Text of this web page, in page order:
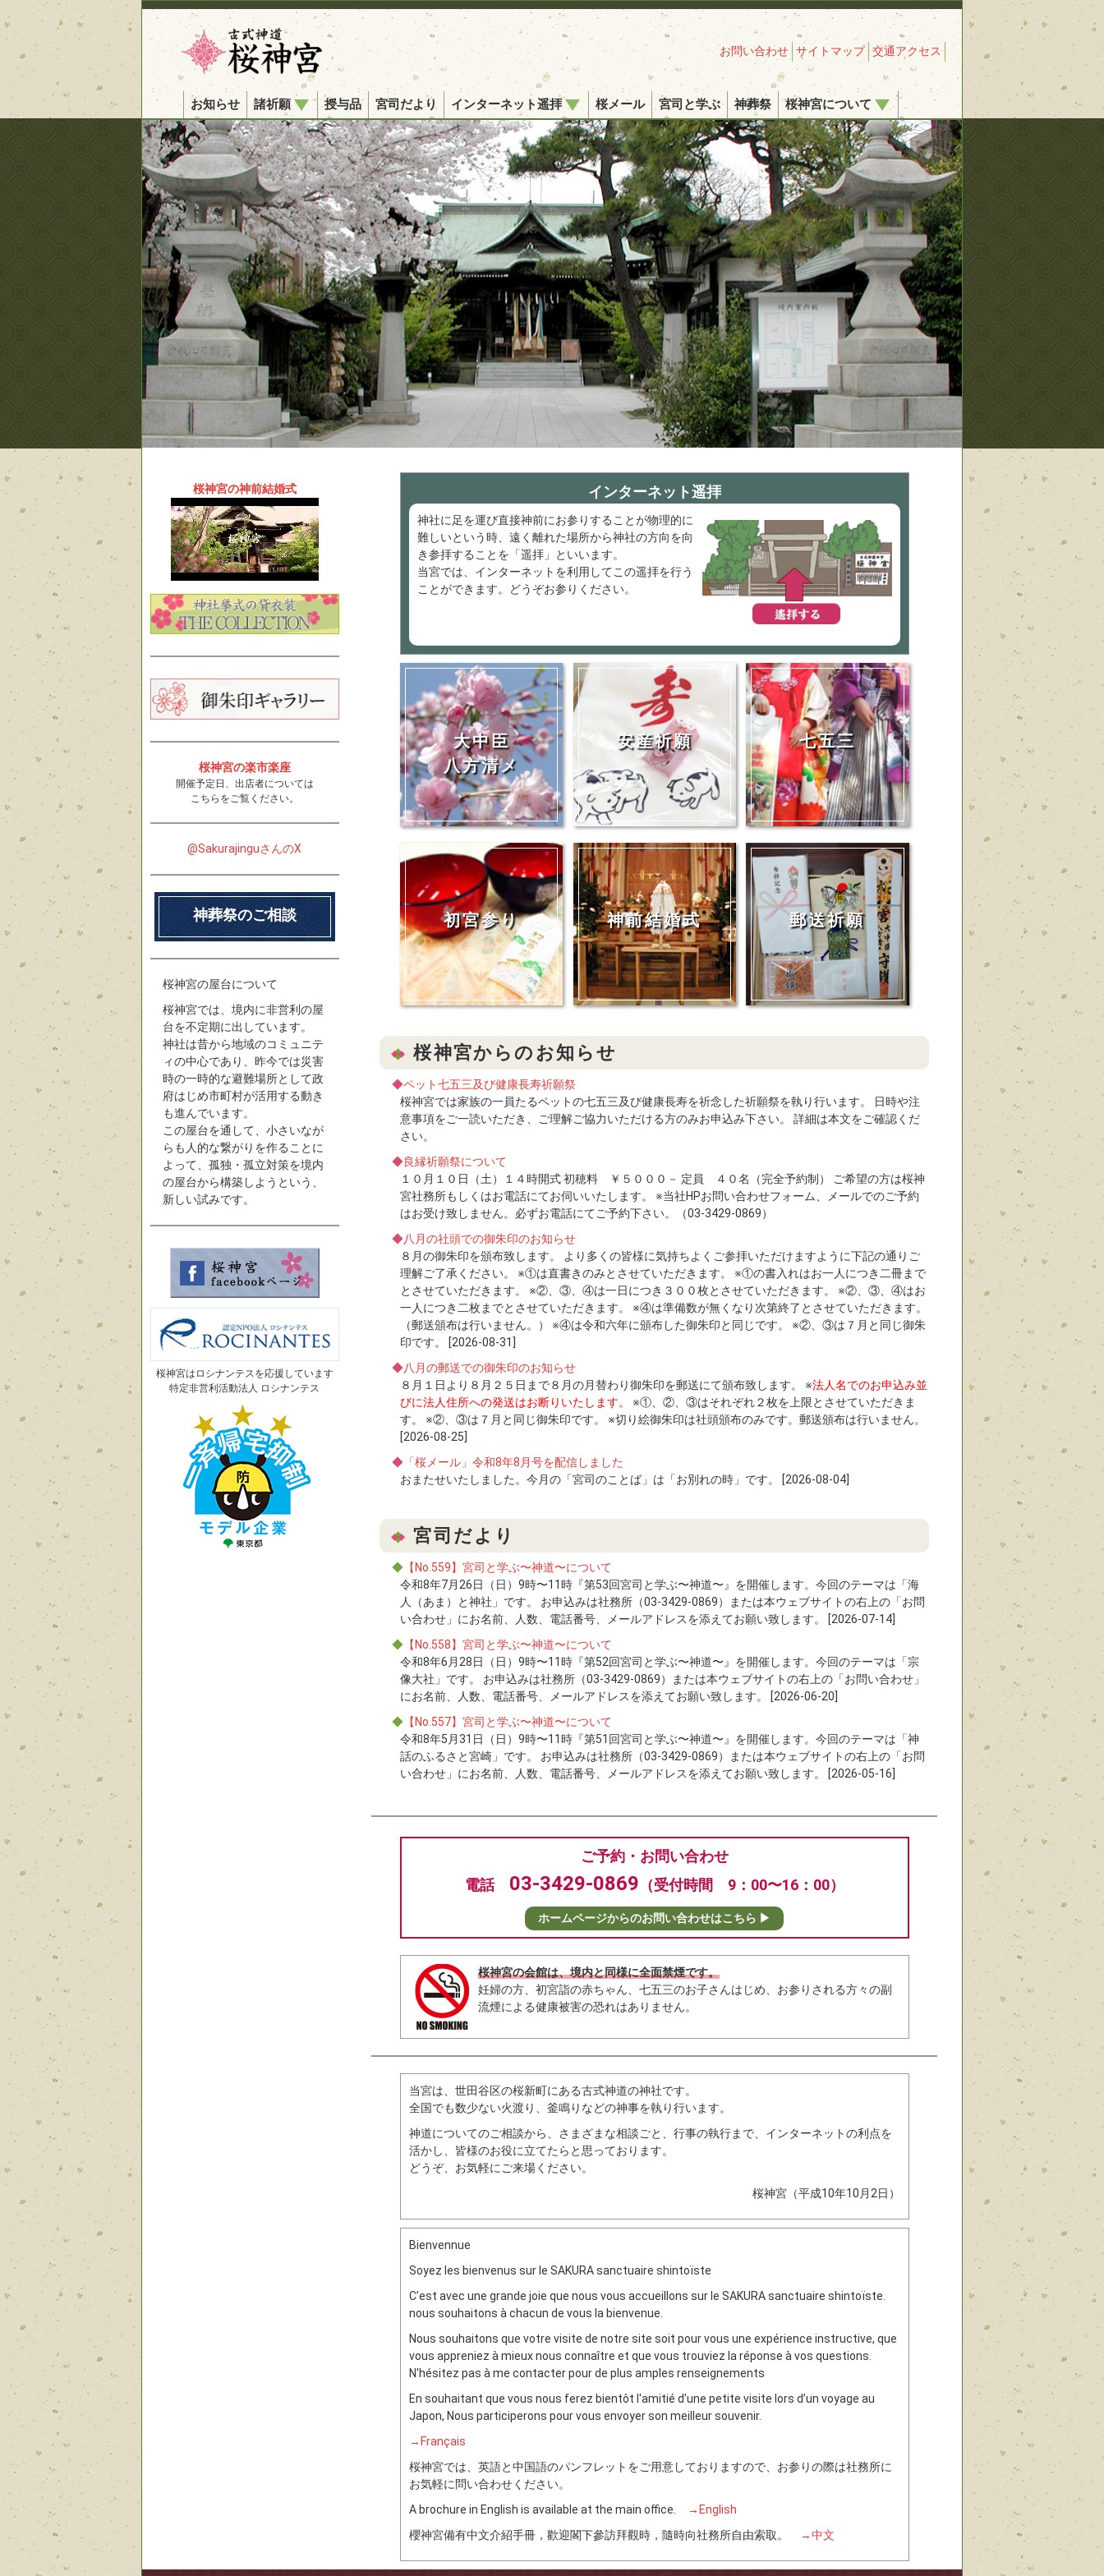
お問い合わせ サイトマップ 交通アクセス
お知らせ 諸祈願 授与品 宮司だより インターネット遥拝 桜メール 宮司と学ぶ 神葬祭 桜神宮について
インターネット遥拝
神社に足を運び直接神前にお参りすることが物理的に
難しいという時、遠く離れた場所から神社の方向を向
き参拝することを「遥拝」といいます。
当宮では、インターネットを利用してこの遥拝を行う
ことができます。どうぞお参りください。
大中臣
八方清メ
安産祈願 七五三
初宮参り 神前結婚式 郵送祈願
桜神宮からのお知らせ
◆ペット七五三及び健康長寿祈願祭
桜神宮では家族の一員たるペットの七五三及び健康長寿を祈念した祈願祭を執り行います。 日時や注
意事項をご一読いただき、ご理解ご協力いただける方のみお申込み下さい。 詳細は本文をご確認くだ
さい。
◆良縁祈願祭について
１０月１０日（土）１４時開式 初穂料 ￥５０００－ 定員 ４０名（完全予約制） ご希望の方は桜神
宮社務所もしくはお電話にてお伺いいたします。 ※当社HPお問い合わせフォーム、メールでのご予約
はお受け致しません。必ずお電話にてご予約下さい。（03-3429-0869）
◆八月の社頭での御朱印のお知らせ
８月の御朱印を頒布致します。 より多くの皆様に気持ちよくご参拝いただけますように下記の通りご
理解ご了承ください。 ※①は直書きのみとさせていただきます。 ※①の書入れはお一人につき二冊まで
とさせていただきます。 ※②、③、④は一日につき３００枚とさせていただきます。 ※②、③、④はお
一人につき二枚までとさせていただきます。 ※④は準備数が無くなり次第終了とさせていただきます。
（郵送頒布は行いません。） ※④は令和六年に頒布した御朱印と同じです。 ※②、③は７月と同じ御朱
印です。 [2026-08-31]
◆八月の郵送での御朱印のお知らせ
８月１日より８月２５日まで８月の月替わり御朱印を郵送にて頒布致します。 ※法人名でのお申込み並
びに法人住所への発送はお断りいたします。
※①、②、③はそれぞれ２枚を上限とさせていただきま
す。 ※②、③は７月と同じ御朱印です。 ※切り絵御朱印は社頭頒布のみです。郵送頒布は行いません。
[2026-08-25]
◆ 「桜メール」令和8年8月号を配信しました
おまたせいたしました。今月の「宮司のことば」は「お別れの時」です。 [2026-08-04]
宮司だより
◆ 【No.559】宮司と学ぶ〜神道〜について
令和8年7月26日（日）9時〜11時『第53回宮司と学ぶ〜神道〜』を開催します。今回のテーマは「海
人（あま）と神社」です。 お申込みは社務所（03-3429-0869）または本ウェブサイトの右上の「お問
い合わせ」にお名前、人数、電話番号、メールアドレスを添えてお願い致します。 [2026-07-14]
◆ 【No.558】宮司と学ぶ〜神道〜について
令和8年6月28日（日）9時〜11時『第52回宮司と学ぶ〜神道〜』を開催します。今回のテーマは「宗
像大社」です。 お申込みは社務所（03-3429-0869）または本ウェブサイトの右上の「お問い合わせ」
にお名前、人数、電話番号、メールアドレスを添えてお願い致します。 [2026-06-20]
◆ 【No.557】宮司と学ぶ〜神道〜について
令和8年5月31日（日）9時〜11時『第51回宮司と学ぶ〜神道〜』を開催します。今回のテーマは「神
話のふるさと宮崎」です。 お申込みは社務所（03-3429-0869）または本ウェブサイトの右上の「お問
い合わせ」にお名前、人数、電話番号、メールアドレスを添えてお願い致します。 [2026-05-16]
ご予約・お問い合わせ
電話 03-3429-0869 （受付時間 9：00〜16：00）
ホームページからのお問い合わせはこちら ▶
桜神宮の会館は、境内と同様に全面禁煙です。
妊婦の方、初宮詣の赤ちゃん、七五三のお子さんはじめ、お参りされる方々の副
流煙による健康被害の恐れはありません。
当宮は、世田谷区の桜新町にある古式神道の神社です。
全国でも数少ない火渡り、釜鳴りなどの神事を執り行います。
神道についてのご相談から、さまざまな相談ごと、行事の執行まで、インターネットの利点を
活かし、皆様のお役に立てたらと思っております。
どうぞ、お気軽にご来場ください。
桜神宮（平成10年10月2日）
Bienvennue
Soyez les bienvenus sur le SAKURA sanctuaire shintoïste
C’est avec une grande joie que nous vous accueillons sur le SAKURA sanctuaire shintoïste.
nous souhaitons à chacun de vous la bienvenue.
Nous souhaitons que votre visite de notre site soit pour vous une expérience instructive, que
vous appreniez à mieux nous connaître et que vous trouviez la réponse à vos questions.
N'hésitez pas à me contacter pour de plus amples renseignements
En souhaitant que vous nous ferez bientôt l'amitié d’une petite visite lors d’un voyage au
Japon, Nous participerons pour vous envoyer son meilleur souvenir.
→Français
桜神宮では、英語と中国語のパンフレットをご用意しておりますので、お参りの際は社務所に
お気軽に問い合わせください。
A brochure in English is available at the main office.
→English
櫻神宮備有中文介紹手冊，歡迎閣下參訪拜觀時，隨時向社務所自由索取。
→中文
桜神宮の神前結婚式
桜神宮の楽市楽座
開催予定日、出店者については
こちらをご覧ください。
@SakurajinguさんのX
神葬祭のご相談
桜神宮の屋台について
桜神宮では、境内に非営利の屋
台を不定期に出しています。
神社は昔から地域のコミュニテ
ィの中心であり、昨今では災害
時の一時的な避難場所として政
府はじめ市町村が活用する動き
も進んでいます。
この屋台を通して、小さいなが
らも人的な繋がりを作ることに
よって、孤独・孤立対策を境内
の屋台から構築しようという、
新しい試みです。
桜神宮はロシナンテスを応援しています
特定非営利活動法人 ロシナンテス